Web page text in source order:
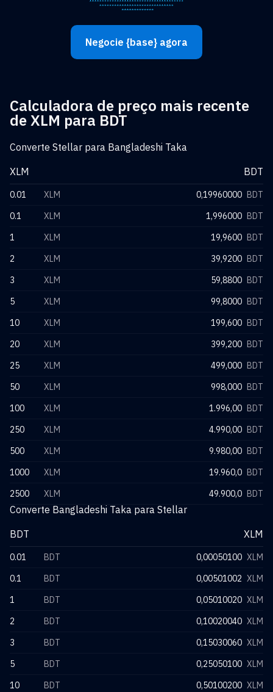
Negocie {base} agora
Calculadora de preço mais recente
de XLM para BDT
Converte Stellar para Bangladeshi Taka
XLM
BDT
0.01 XLM 0,19960000 BDT
0.1
XLM 1,996000 BDT
1
XLM 19,9600 BDT
2
XLM 39,9200 BDT
3
XLM 59,8800 BDT
5
XLM 99,8000 BDT
10
XLM 199,600 BDT
20
XLM 399,200 BDT
25
XLM 499,000 BDT
50
XLM 998,000 BDT
100
XLM 1.996,00 BDT
250
XLM 4.990,00 BDT
500
XLM 9.980,00 BDT
1000
XLM 19.960,0 BDT
2500
XLM 49.900,0 BDT
Converte Bangladeshi Taka para Stellar
BDT
XLM
0.01 BDT 0,00050100 XLM
0.1
BDT 0,00501002 XLM
1
BDT 0,05010020 XLM
2
BDT 0,10020040 XLM
3
BDT 0,15030060 XLM
5
BDT 0,25050100 XLM
10
BDT 0,50100200 XLM